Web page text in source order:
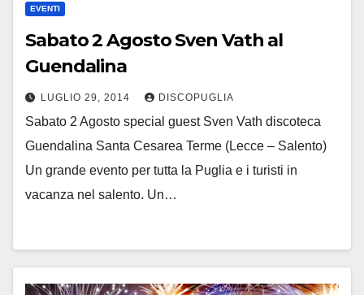
EVENTI
Sabato 2 Agosto Sven Vath al
Guendalina
LUGLIO 29, 2014 DISCOPUGLIA
Sabato 2 Agosto special guest Sven Vath discoteca
Guendalina Santa Cesarea Terme (Lecce – Salento)
Un grande evento per tutta la Puglia e i turisti in
vacanza nel salento. Un…